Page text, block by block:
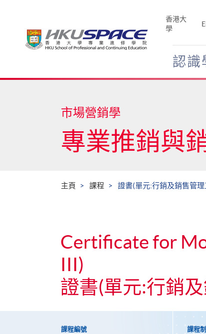
香港大
學
認識
Main
市場營銷學
專業推銷與
主頁 課程 證書(單元:行銷及銷售管
Certificate for
III)
證書(單元:行銷
課程編號 課程